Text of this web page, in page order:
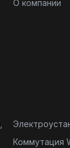
О компании
Коммутация